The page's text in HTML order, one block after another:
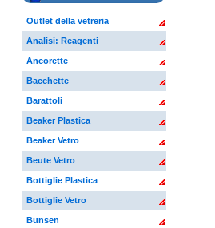
Outlet della vetreria
Analisi: Reagenti
Ancorette
Bacchette
Barattoli
Beaker Plastica
Beaker Vetro
Beute Vetro
Bottiglie Plastica
Bottiglie Vetro
Bunsen